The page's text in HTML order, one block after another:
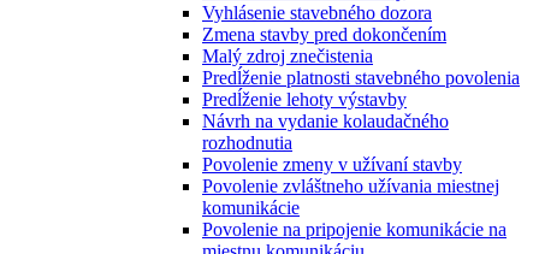
Vyhlásenie stavebného dozora
Zmena stavby pred dokončením
Malý zdroj znečistenia
Predĺženie platnosti stavebného povolenia
Predĺženie lehoty výstavby
Návrh na vydanie kolaudačného
rozhodnutia
Povolenie zmeny v užívaní stavby
Povolenie zvláštneho užívania miestnej
komunikácie
Povolenie na pripojenie komunikácie na